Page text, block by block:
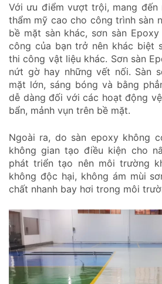
Với ưu điểm vượt trội, mang
thẩm mỹ cao cho công trình sàn
bề mặt sàn khác, sơn sàn
công của bạn trở nên khác biệt
thi công vật liệu khác. Sơn sàn
nứt gờ hay những vết nối. Sàn
mặt lớn, sáng bóng và bằng
dễ dàng đối với các hoạt động
bẩn, mảnh vụn trên bề mặt.
Ngoài ra, do sàn epoxy không
không gian tạo điều kiện cho
phát triển tạo nên môi trường
không độc hại, không ám mùi
chất nhanh bay hơi trong môi